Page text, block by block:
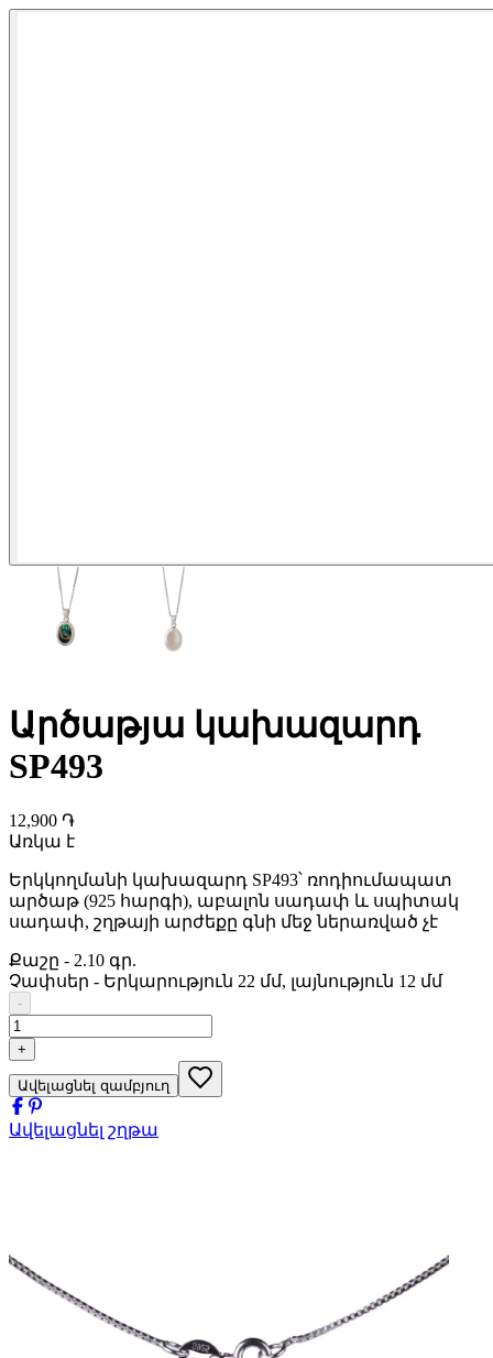
Արծաթյա կախազարդ
SP493
12,900 ֏
Առկա է
Երկկողմանի կախազարդ SP493՝ ռոդիումապատ
արծաթ (925 հարգի), աբալոն սադափ և սպիտակ
սադափ, շղթայի արժեքը գնի մեջ ներառված չէ
Քաշը - 2.10 գր.
Չափսեր - Երկարություն 22 մմ, լայնություն 12 մմ
-
+
Ավելացնել զամբյուղ
Ավելացնել շղթա